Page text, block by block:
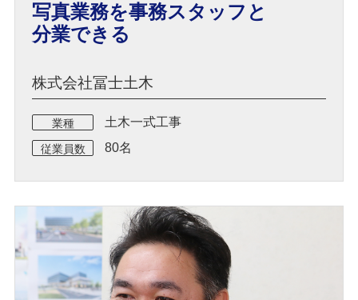
写真業務を事務スタッフと
分業できる
株式会社冨士土木
業種 土木一式工事
従業員数 80名